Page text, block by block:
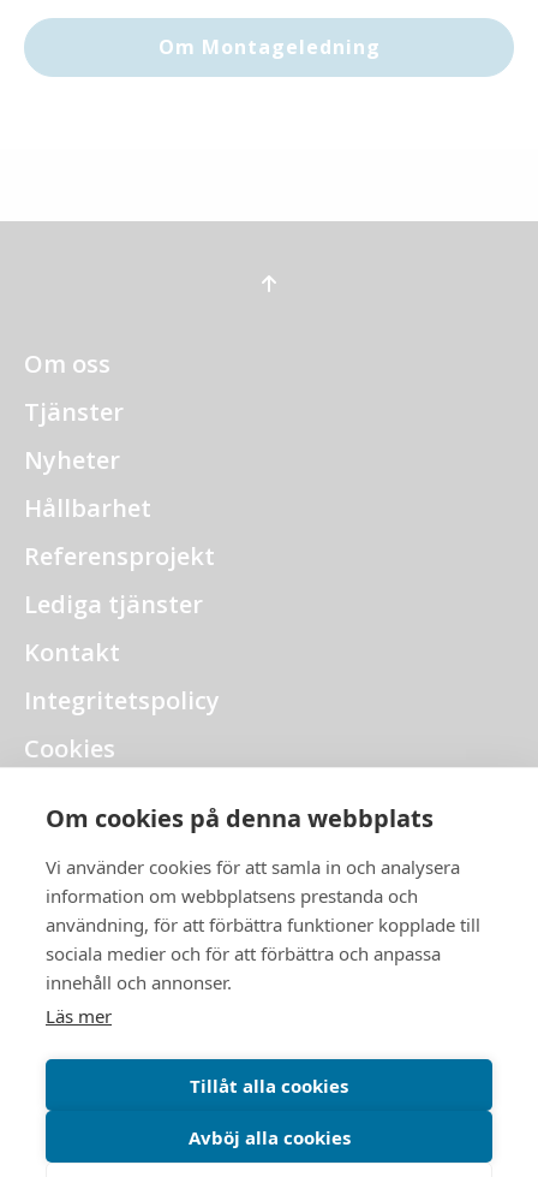
Om cookies på denna webbplats
Vi använder cookies för att samla in och analysera
information om webbplatsens prestanda och
användning, för att förbättra funktioner kopplade till
sociala medier och för att förbättra och anpassa
innehåll och annonser.
Läs mer
Tillåt alla cookies
Avböj alla cookies
Om Montageledning
018-14 15 90
Om oss
Tjänster
Nyheter
Hållbarhet
Referensprojekt
Lediga tjänster
Kontakt
Integritetspolicy
Cookies
Visselblåsning